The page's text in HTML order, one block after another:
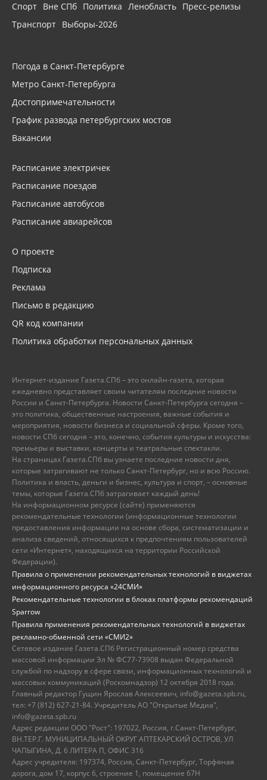
Спорт Вне СПб Политика Ленобласть Пресс-релизы
Транспорт Выборы-2026
Погода в Санкт-Петербурге
Метро Санкт-Петербурга
Достопримечательности
График развода петербургских мостов
Вакансии
Расписание электричек
Расписание поездов
Расписание автобусов
Расписание авиарейсов
О проекте
Подписка
Реклама
Письмо в редакцию
QR код компании
Политика обработки персональных данных
Интернет-издание Газета.СПб – это онлайн-газета, которая
ежедневно представляет своим читателям последние новости
России и Санкт-Петербурга. Новости Санкт-Петербурга сегодня –
это политика, общественные настроения, важные события и
мероприятия, новости бизнеса и социальной сферы. Кроме того,
новости СПб сегодня – это, конечно, события культуры и искусства:
премьеры и выставки, концерты и театральные спектакли.
На страницах Газета.СПб вы узнаете последние новости дня,
которые затрагивают не только Санкт-Петербург, но и всю Россию.
Политика и власть, деньги и бизнес, культура и спорт, – основные
темы, которые Газета.СПб затрагивает каждый день!
На информационном ресурсе (сайте) применяются
рекомендательные технологии (информационные технологии
предоставления информации на основе сбора, систематизации и
анализа сведений, относящихся к предпочтениям пользователей
сети «Интернет», находящихся на территории Российской
Федерации).
Правила о применении рекомендательных технологий в виджетах
информационного ресурса «24СМИ»
Рекомендательные технологии в блоках платформы рекомендаций
Sparrow
Правила применения рекомендательных технологий в виджетах
рекламно-обменной сети «СМИ2»
Сетевое издание Газета.СПб Регистрационный номер средства
массовой информации Эл № ФС77-73908 выдан Федеральной
службой по надзору в сфере связи, информационных технологий и
массовых коммуникаций (Роскомнадзор) 12 октября 2018 года.
Главный редактор Гущин Ярослав Алексеевич, info@gazeta.spb.ru,
тел: +7 (812) 627-21-84. Учредитель АО "Открытые Медиа",
info@gazeta.spb.ru
Адрес редакции ООО "Рост": 197022, Россия, г.Санкт-Петербург,
ВН.ТЕР.Г. МУНИЦИПАЛЬНЫЙ ОКРУГ АПТЕКАРСКИЙ ОСТРОВ, УЛ
ЧАПЫГИНА, Д. 6 ЛИТЕРА П, ОФИС 316
Адрес учредителя: 197374, Россия, Санкт-Петербург, Торфяная
дорога, дом 17, корпус 6, строение 1, помещение 67Н